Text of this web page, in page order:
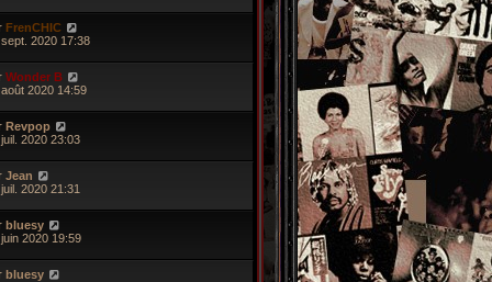
FrenCHIC
2020 17:38
Wonder B
août 2020 14:59
Revpop
2020 23:03
Jean
2020 21:31
bluesy
2020 19:59
bluesy